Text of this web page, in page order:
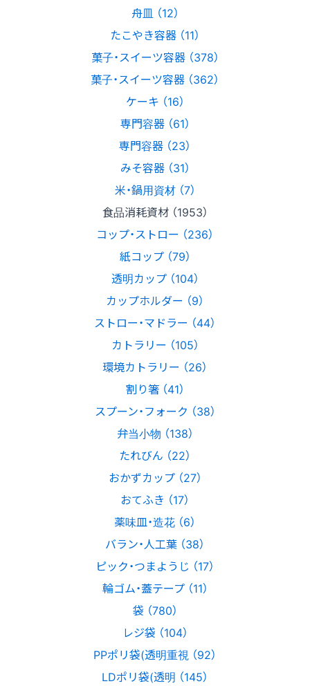
舟皿 （12）
たこやき容器 （11）
菓子・スイーツ容器 （378）
菓子・スイーツ容器 （362）
ケーキ （16）
専門容器 （61）
専門容器 （23）
みそ容器 （31）
米・鍋用資材 （7）
食品消耗資材 （1953）
コップ・ストロー （236）
紙コップ （79）
透明カップ （104）
カップホルダー （9）
ストロー・マドラー （44）
カトラリー （105）
環境カトラリー （26）
割り箸 （41）
スプーン・フォーク （38）
弁当小物 （138）
たれびん （22）
おかずカップ （27）
おてふき （17）
薬味皿・造花 （6）
バラン・人工葉 （38）
ピック・つまようじ （17）
輪ゴム・蓋テープ （11）
袋 （780）
レジ袋 （104）
PPポリ袋(透明重視 （92）
LDポリ袋(透明 （145）